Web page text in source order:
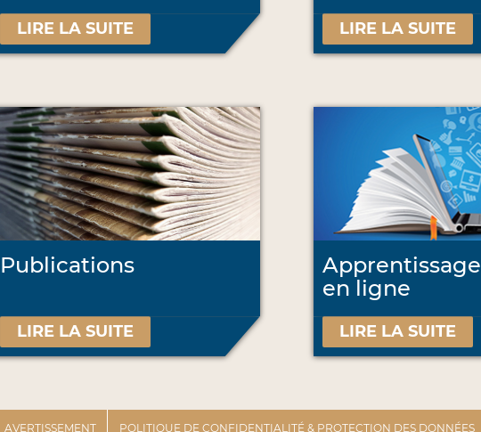
LIRE LA SUITE LIRE LA SUITE
Publications
LIRE LA SUITE
Apprentissage
en ligne
LIRE LA SUITE
AVERTISSEMENT POLITIQUE DE CONFIDENTIALITÉ & PROTECTION DES DONNÉES